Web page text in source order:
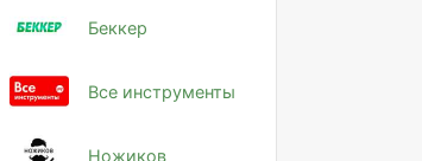
Беккер
Все инструменты
Ножиков